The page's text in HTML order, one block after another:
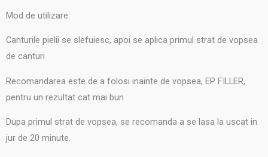
Mod de utilizare:
Canturile pielii se slefuiesc, apoi se aplica primul strat de vopsea
de canturi
Recomandarea este de a folosi inainte de vopsea, EP FILLER,
pentru un rezultat cat mai bun
Dupa primul strat de vopsea, se recomanda a se lasa la uscat in
jur de 20 minute.